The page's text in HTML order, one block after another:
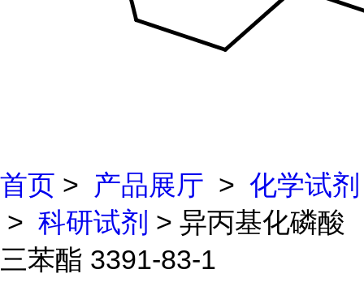
首页 > 产品展厅 > 化学试剂
> 科研试剂 > 异丙基化磷酸
三苯酯 3391-83-1